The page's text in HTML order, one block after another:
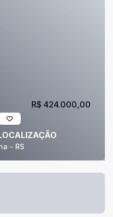
- RS
R$ 424.000,00